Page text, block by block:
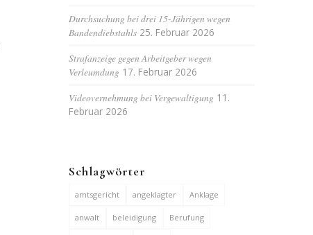
Durchsuchung bei drei 15-Jährigen wegen
Bandendiebstahls 25. Februar 2026
Strafanzeige gegen Arbeitgeber wegen
Verleumdung 17. Februar 2026
Videovernehmung bei Vergewaltigung 11.
Februar 2026
Schlagwörter
amtsgericht angeklagter Anklage
anwalt beleidigung Berufung